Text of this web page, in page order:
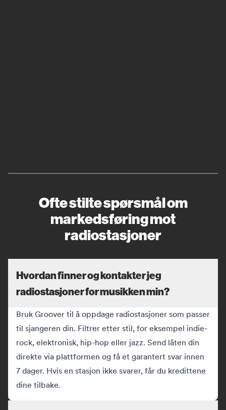
Ofte stilte spørsmål om
markedsføring mot
radiostasjoner
Hvordan finner og kontakter jeg
radiostasjoner for musikken min?
Bruk Groover til å oppdage radiostasjoner som passer
til sjangeren din. Filtrer etter stil, for eksempel indie-
rock, elektronisk, hip-hop eller jazz. Send låten din
direkte via plattformen og få et garantert svar innen
7 dager. Hvis en stasjon ikke svarer, får du kredittene
dine tilbake.